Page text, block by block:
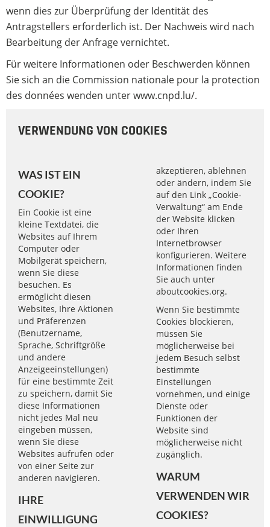
wenn dies zur Überprüfung der Identität des
Antragstellers erforderlich ist. Der Nachweis wird nach
Bearbeitung der Anfrage vernichtet.
Für weitere Informationen oder Beschwerden können
Sie sich an die Commission nationale pour la protection
des données wenden unterwww.cnpd.lu/.
VERWENDUNG VON COOKIES
WAS IST EIN
COOKIE?
Ein Cookie ist eine
kleine Textdatei, die
Websites auf Ihrem
Computer oder
Mobilgerät speichern,
wenn Sie diese
besuchen. Es
ermöglicht diesen
Websites, Ihre Aktionen
und Präferenzen
(Benutzername,
Sprache, Schriftgröße
und andere
Anzeigeeinstellungen)
für eine bestimmte Zeit
zu speichern, damit Sie
diese Informationen
nicht jedes Mal neu
eingeben müssen,
wenn Sie diese
Websites aufrufen oder
von einer Seite zur
anderen navigieren.
IHRE
EINWILLIGUNG
akzeptieren, ablehnen
oder ändern, indem Sie
auf den Link „Cookie-
Verwaltung“ am Ende
der Website klicken
oder Ihren
Internetbrowser
konfigurieren. Weitere
Informationen finden
Sie auch unter
aboutcookies.org.
Wenn Sie bestimmte
Cookies blockieren,
müssen Sie
möglicherweise bei
jedem Besuch selbst
bestimmte
Einstellungen
vornehmen, und einige
Dienste oder
Funktionen der
Website sind
möglicherweise nicht
zugänglich.
WARUM
VERWENDEN WIR
COOKIES?